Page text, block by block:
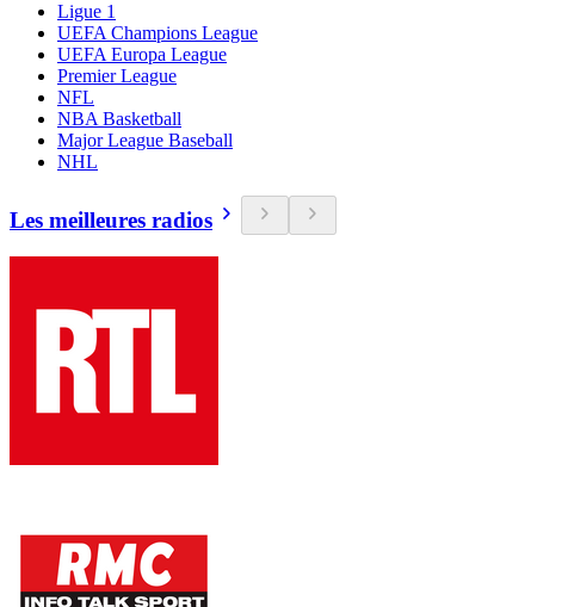
Ligue 1
UEFA Champions League
UEFA Europa League
Premier League
NFL
NBA Basketball
Major League Baseball
NHL
Les meilleures radios